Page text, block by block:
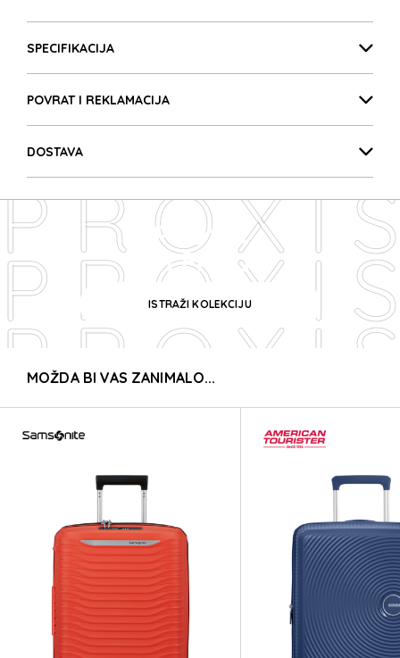
SPECIFIKACIJA
POVRAT I REKLAMACIJA
DOSTAVA
PROXIS
PROXIS
PROXIS
PROXIS
PROXIS
PROXIS
PROXIS
PROXIS
PROXIS
PROXIS
KOLEKCIJA
ISTRAŽI KOLEKCIJU
MOŽDA BI VAS ZANIMALO...